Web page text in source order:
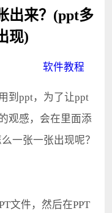
出来？(ppt多
现)
软件教程
ppt，为了让ppt
观感，会在里面添
一张一张出现呢？
文件，然后在PPT